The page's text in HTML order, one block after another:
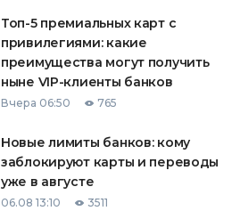
Топ-5 премиальных карт с
привилегиями: какие
преимущества могут получить
ныне VIP-клиенты банков
Вчера 06:50 765
Новые лимиты банков: кому
заблокируют карты и переводы
уже в августе
06.08 13:10 3511